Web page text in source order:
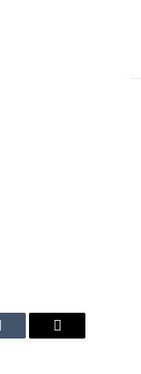
Email